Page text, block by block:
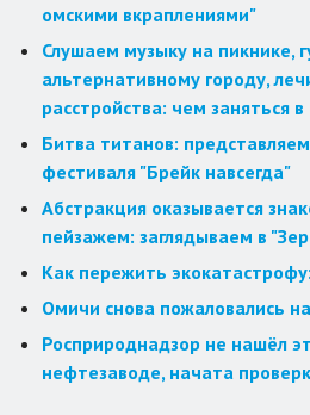
омскими вкраплениями"
Слушаем музыку на пикнике,
альтернативному городу,
расстройства: чем заняться
Битва титанов:
фестиваля "Брейк навсегда"
Абстракция оказывается
пейзажем: заглядываем в
Как пережить
Омичи снова пожаловались
Росприроднадзор не нашёл
нефтезаводе, начата